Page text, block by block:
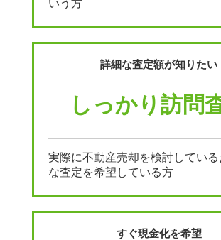
いう方
詳細な査定額が知りたい
しっかり訪問
実際に不動産売却を検討してい
な査定を希望している方
すぐ現金化を希望